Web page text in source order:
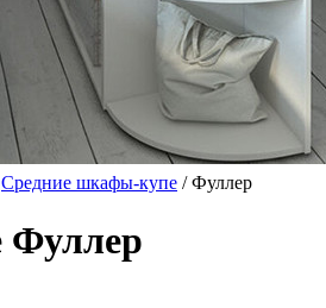
Средние шкафы-купе / Фуллер